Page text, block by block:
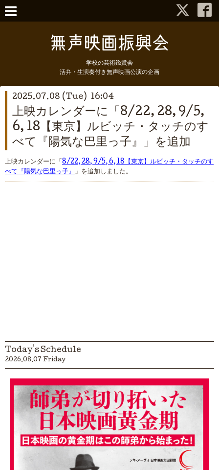
学校の芸術鑑賞会
活弁・生演奏付き無声映画公演の企画
2025.07.08 (Tue) 16:04
上映カレンダーに「8/22, 28, 9/5,
6, 18【東京】ルビッチ・タッチのす
べて『陽気な巴里っ子』」を追加
上映カレンダーに「 8/22, 28, 9/5, 6, 18【東京】ルビッチ・タッチのす
べて『陽気な巴里っ子』 」を追加しました。
Today's Schedule
2026.08.07 Friday